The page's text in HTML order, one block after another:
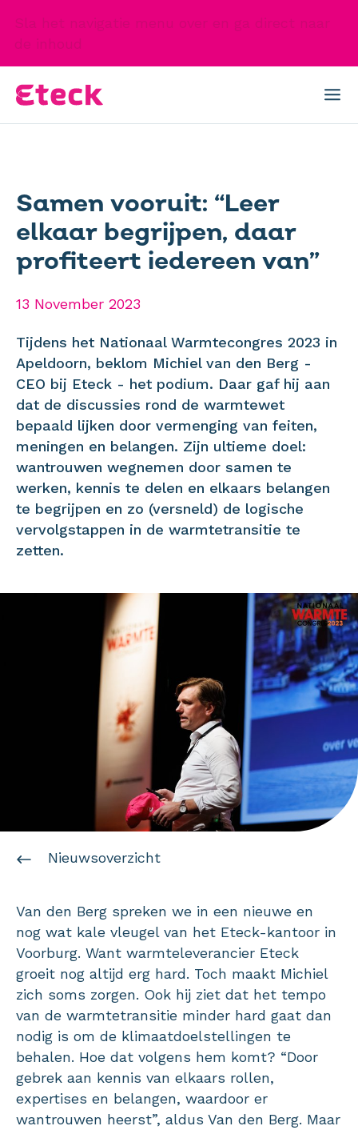
Sla het navigatie menu over en ga direct naar
de inhoud
Samen vooruit: “Leer
elkaar begrijpen, daar
profiteert iedereen van”
13 November 2023
Tijdens het Nationaal Warmtecongres 2023 in
Apeldoorn, beklom Michiel van den Berg -
CEO bij Eteck - het podium. Daar gaf hij aan
dat de discussies rond de warmtewet
bepaald lijken door vermenging van feiten,
meningen en belangen. Zijn ultieme doel:
wantrouwen wegnemen door samen te
werken, kennis te delen en elkaars belangen
te begrijpen en zo (versneld) de logische
vervolgstappen in de warmtetransitie te
zetten.
Nieuwsoverzicht
Van den Berg spreken we in een nieuwe en
nog wat kale vleugel van het Eteck-kantoor in
Voorburg. Want warmteleverancier Eteck
groeit nog altijd erg hard. Toch maakt Michiel
zich soms zorgen. Ook hij ziet dat het tempo
van de warmtetransitie minder hard gaat dan
nodig is om de klimaatdoelstellingen te
behalen. Hoe dat volgens hem komt? “Door
gebrek aan kennis van elkaars rollen,
expertises en belangen, waardoor er
wantrouwen heerst”, aldus Van den Berg. Maar